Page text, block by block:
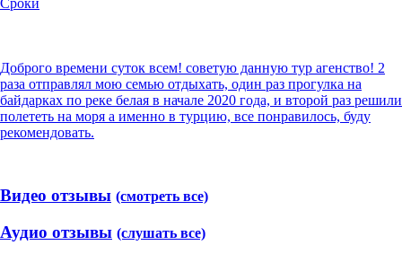
Сроки
Доброго времени суток всем! советую данную тур агенство! 2
раза отправлял мою семью отдыхать, один раз прогулка на
байдарках по реке белая в начале 2020 года, и второй раз решили
полететь на моря а именно в турцию, все понравилось, буду
рекомендовать.
Видео отзывы (смотреть все)
Аудио отзывы (слушать все)